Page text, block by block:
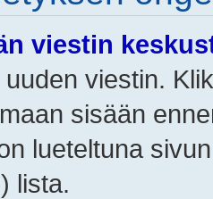
viestin
viestin.
sisään
lueteltuna
) lista.